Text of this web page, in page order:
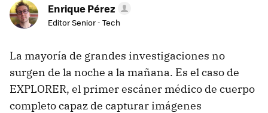
Enrique Pérez
Editor Senior - Tech
La mayoría de grandes investigaciones no
surgen de la noche a la mañana. Es el caso de
EXPLORER, el primer escáner médico de cuerpo
completo capaz de capturar imágenes